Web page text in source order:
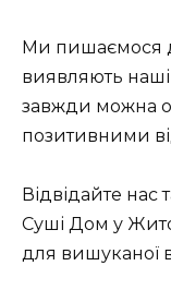
Ми пишаємося
виявляють наші
завжди можна
позитивними
Відвідайте нас
Суші Дом у
для вишуканої